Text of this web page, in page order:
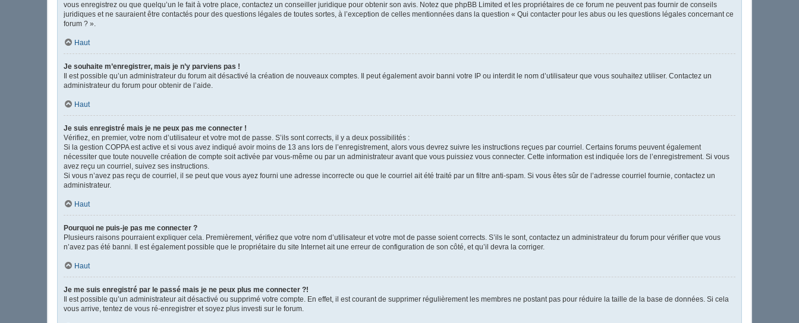
vous enregistrez ou que quelqu’un le fait à votre place, contactez un conseiller juridique pour obtenir son avis. Notez que phpBB Limited et les propriétaires de ce forum ne peuvent pas fournir de conseils
juridiques et ne sauraient être contactés pour des questions légales de toutes sortes, à l’exception de celles mentionnées dans la question « Qui contacter pour les abus ou les questions légales concernant ce
forum ? ».
Haut
Je souhaite m’enregistrer, mais je n’y parviens pas !
Il est possible qu’un administrateur du forum ait désactivé la création de nouveaux comptes. Il peut également avoir banni votre IP ou interdit le nom d’utilisateur que vous souhaitez utiliser. Contactez un
administrateur du forum pour obtenir de l’aide.
Haut
Je suis enregistré mais je ne peux pas me connecter !
Vérifiez, en premier, votre nom d’utilisateur et votre mot de passe. S’ils sont corrects, il y a deux possibilités :
Si la gestion COPPA est active et si vous avez indiqué avoir moins de 13 ans lors de l’enregistrement, alors vous devrez suivre les instructions reçues par courriel. Certains forums peuvent également
nécessiter que toute nouvelle création de compte soit activée par vous-même ou par un administrateur avant que vous puissiez vous connecter. Cette information est indiquée lors de l’enregistrement. Si vous
avez reçu un courriel, suivez ses instructions.
Si vous n’avez pas reçu de courriel, il se peut que vous ayez fourni une adresse incorrecte ou que le courriel ait été traité par un filtre anti-spam. Si vous êtes sûr de l’adresse courriel fournie, contactez un
administrateur.
Haut
Pourquoi ne puis-je pas me connecter ?
Plusieurs raisons pourraient expliquer cela. Premièrement, vérifiez que votre nom d’utilisateur et votre mot de passe soient corrects. S’ils le sont, contactez un administrateur du forum pour vérifier que vous
n’avez pas été banni. Il est également possible que le propriétaire du site Internet ait une erreur de configuration de son côté, et qu’il devra la corriger.
Haut
Je me suis enregistré par le passé mais je ne peux plus me connecter ?!
Il est possible qu’un administrateur ait désactivé ou supprimé votre compte. En effet, il est courant de supprimer régulièrement les membres ne postant pas pour réduire la taille de la base de données. Si cela
vous arrive, tentez de vous ré-enregistrer et soyez plus investi sur le forum.